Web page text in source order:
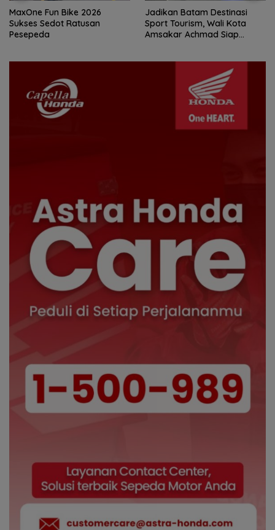
Jadikan Batam Destinasi
Sport Tourism, Wali Kota
Amsakar Achmad Siap
15 Gempuran Antar Spanyol
ke Perempat Final Piala
Dunia 2026 (Ronaldo Angkat